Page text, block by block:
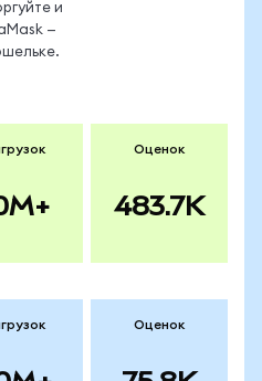
и
—
Оценок
483.7K
Оценок